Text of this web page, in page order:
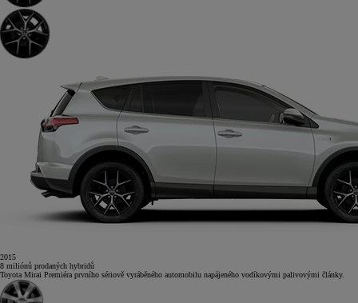
2015
8 miliónů prodaných hybridů
Toyota Mirai Premiéra prvního sériově vyráběného automobilu napájeného vodíkovými palivovými články.